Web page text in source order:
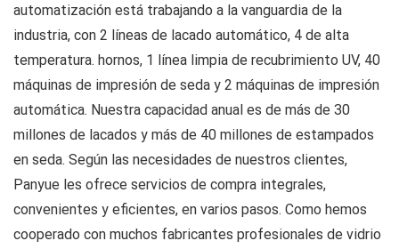
automatización está trabajando a la vanguardia de la
industria, con 2 líneas de lacado automático, 4 de alta
temperatura. hornos, 1 línea limpia de recubrimiento UV, 40
máquinas de impresión de seda y 2 máquinas de impresión
automática. Nuestra capacidad anual es de más de 30
millones de lacados y más de 40 millones de estampados
en seda. Según las necesidades de nuestros clientes,
Panyue les ofrece servicios de compra integrales,
convenientes y eficientes, en varios pasos. Como hemos
cooperado con muchos fabricantes profesionales de vidrio